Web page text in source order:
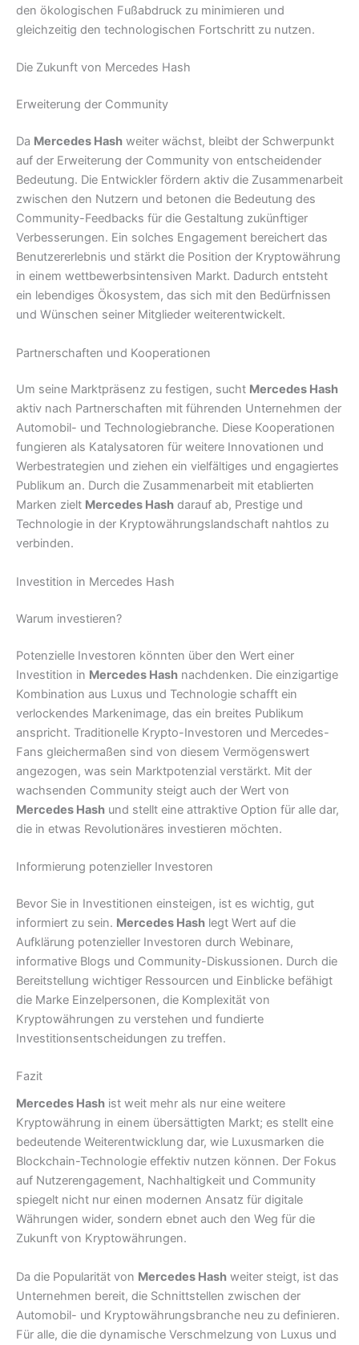
den ökologischen Fußabdruck zu minimieren und
gleichzeitig den technologischen Fortschritt zu nutzen.
Die Zukunft von Mercedes Hash
Erweiterung der Community
Da Mercedes Hash weiter wächst, bleibt der Schwerpunkt
auf der Erweiterung der Community von entscheidender
Bedeutung. Die Entwickler fördern aktiv die Zusammenarbeit
zwischen den Nutzern und betonen die Bedeutung des
Community-Feedbacks für die Gestaltung zukünftiger
Verbesserungen. Ein solches Engagement bereichert das
Benutzererlebnis und stärkt die Position der Kryptowährung
in einem wettbewerbsintensiven Markt. Dadurch entsteht
ein lebendiges Ökosystem, das sich mit den Bedürfnissen
und Wünschen seiner Mitglieder weiterentwickelt.
Partnerschaften und Kooperationen
Um seine Marktpräsenz zu festigen, sucht Mercedes Hash
aktiv nach Partnerschaften mit führenden Unternehmen der
Automobil- und Technologiebranche. Diese Kooperationen
fungieren als Katalysatoren für weitere Innovationen und
Werbestrategien und ziehen ein vielfältiges und engagiertes
Publikum an. Durch die Zusammenarbeit mit etablierten
Marken zielt Mercedes Hash darauf ab, Prestige und
Technologie in der Kryptowährungslandschaft nahtlos zu
verbinden.
Investition in Mercedes Hash
Warum investieren?
Potenzielle Investoren könnten über den Wert einer
Investition in Mercedes Hash nachdenken. Die einzigartige
Kombination aus Luxus und Technologie schafft ein
verlockendes Markenimage, das ein breites Publikum
anspricht. Traditionelle Krypto-Investoren und Mercedes-
Fans gleichermaßen sind von diesem Vermögenswert
angezogen, was sein Marktpotenzial verstärkt. Mit der
wachsenden Community steigt auch der Wert von
Mercedes Hash und stellt eine attraktive Option für alle dar,
die in etwas Revolutionäres investieren möchten.
Informierung potenzieller Investoren
Bevor Sie in Investitionen einsteigen, ist es wichtig, gut
informiert zu sein. Mercedes Hash legt Wert auf die
Aufklärung potenzieller Investoren durch Webinare,
informative Blogs und Community-Diskussionen. Durch die
Bereitstellung wichtiger Ressourcen und Einblicke befähigt
die Marke Einzelpersonen, die Komplexität von
Kryptowährungen zu verstehen und fundierte
Investitionsentscheidungen zu treffen.
Fazit
Mercedes Hash ist weit mehr als nur eine weitere
Kryptowährung in einem übersättigten Markt; es stellt eine
bedeutende Weiterentwicklung dar, wie Luxusmarken die
Blockchain-Technologie effektiv nutzen können. Der Fokus
auf Nutzerengagement, Nachhaltigkeit und Community
spiegelt nicht nur einen modernen Ansatz für digitale
Währungen wider, sondern ebnet auch den Weg für die
Zukunft von Kryptowährungen.
Da die Popularität von Mercedes Hash weiter steigt, ist das
Unternehmen bereit, die Schnittstellen zwischen der
Automobil- und Kryptowährungsbranche neu zu definieren.
Für alle, die die dynamische Verschmelzung von Luxus und